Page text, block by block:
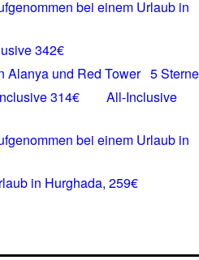
342€
5 Sterne
314€
All-Inclusive
in Hurghada, 259€